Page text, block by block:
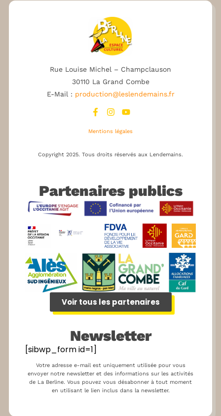
Rue Louise Michel – Champclauson
30110 La Grand Combe
E-Mail : production@leslendemains.fr
Mentions légales
Copyright 2025. Tous droits réservés aux Lendemains.
Partenaires publics
Voir tous les partenaires
Newsletter
[sibwp_form id=1]
Votre adresse e-mail est uniquement utilisée pour vous
envoyer notre newsletter et des informations sur les activités
de La Berline. Vous pouvez vous désabonner à tout moment
en utilisant le lien inclus dans la newsletter.